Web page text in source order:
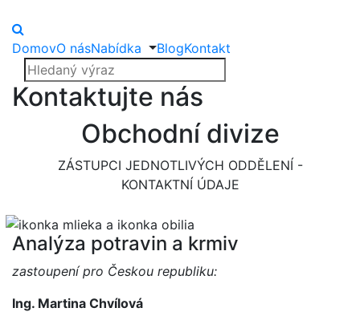
DomovO násNabídka BlogKontakt
Kontaktujte nás
Obchodní divize
ZÁSTUPCI JEDNOTLIVÝCH ODDĚLENÍ -
KONTAKTNÍ ÚDAJE
Analýza potravin a krmiv
zastoupení pro Českou republiku:
Ing. Martina Chvílová